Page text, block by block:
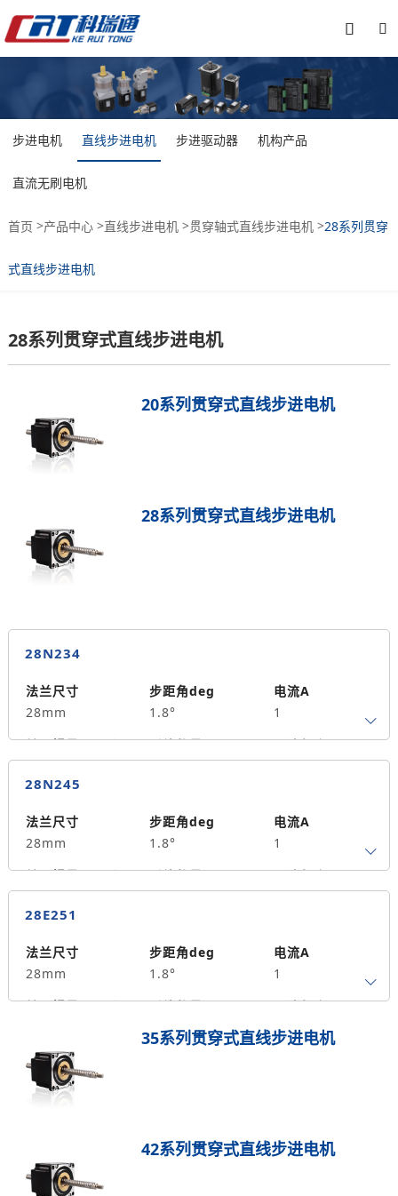


步进电机 直线步进电机 步进驱动器 机构产品
直流无刷电机
首页 >产品中心>直线步进电机>贯穿轴式直线步进电机>28系列贯穿
式直线步进电机
28系列贯穿式直线步进电机
20系列贯穿式直线步进电机
28系列贯穿式直线步进电机
28N234
法兰尺寸
28mm
步距角deg
1.8°
电流A
1
转子惯量g.cm²
4
引线数量
34
马达长度mm
0.06
9
28N245
法兰尺寸
28mm
步距角deg
1.8°
电流A
1
转子惯量g.cm²
4
引线数量
45
马达长度mm
0.12
14
28E251
法兰尺寸
28mm
步距角deg
1.8°
电流A
1
转子惯量g.cm²
引线数量
51
马达长度mm
0.18
保持力矩N.m
17
35系列贯穿式直线步进电机
42系列贯穿式直线步进电机